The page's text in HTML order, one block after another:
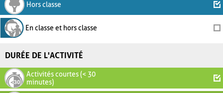
Hors classe
En classe et hors classe
DURÉE DE L'ACTIVITÉ
Activités courtes (< 30
minutes)